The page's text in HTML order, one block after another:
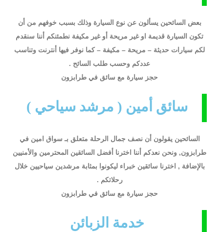
بعض السائحين يسألون عن نوع السيارة وذلك بسبب خوفهم من أن
تكون السيارة قديمة او غير مريحة أو غير مكيفة نطمئنكم أننا سنقدم
لكم سيارات حديثة – مريحة – مكيفة – كما نوفر فيها أنترنت وتناسب
عددكم وحسب طلب السائح .
حجز سيارة مع سائق في طرابزون
سائق أمين ( مرشد سياحي )
السائحين يقولون أن نصف جمال الرحلة متعلق بـ سواق امين في
طرابزون, ونحن نعدكم أننا اخترنا أفضل السائقين المحترمين والأمنيين
بالإضافة , اخترنا سائقين خبراء ليكونوا بمثابة مرشدين سياحيين خلال
رحلاتكم .
حجز سيارة مع سائق في طرابزون
خدمة الزبائن